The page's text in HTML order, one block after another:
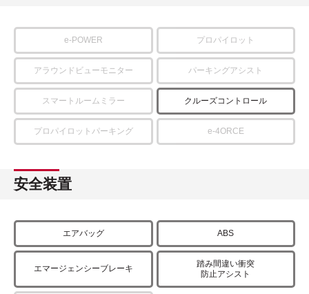
e-POWER プロパイロット
アラウンドビューモニター パーキングアシスト
スマートルームミラー クルーズコントロール
プロパイロットパーキング e-4ORCE
安全装置
エアバッグ ABS
エマージェンシーブレーキ
踏み間違い衝突
防止アシスト